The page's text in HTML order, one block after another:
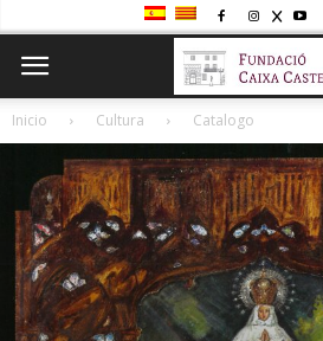
Inicio Cultura Catalogo